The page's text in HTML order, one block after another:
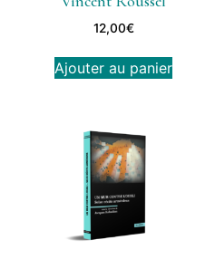
12,00€
Ajouter au panier